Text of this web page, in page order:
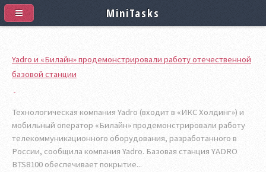
Yadro и «Билайн» продемонстрировали работу отечественной
базовой станции
Технологическая компания Yadro (входит в «ИКС Холдинг») и
мобильный оператор «Билайн» продемонстрировали работу
телекоммуникационного оборудования, разработанного в
России, сообщила компания Yadro. Базовая станция YADRO
BTS8100 обеспечивает покрытие...
MiniTasks